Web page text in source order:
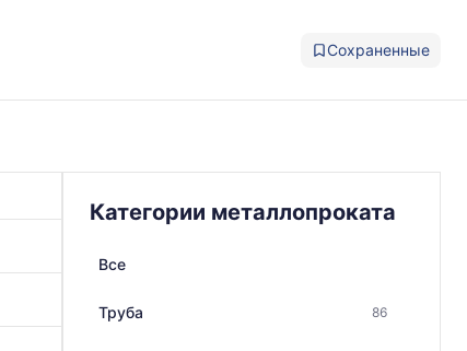
Сохраненные
Категории металлопроката
Все
Труба 86